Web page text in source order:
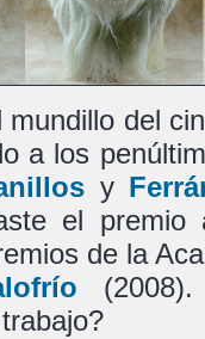
del
a los
y
el premio
de la